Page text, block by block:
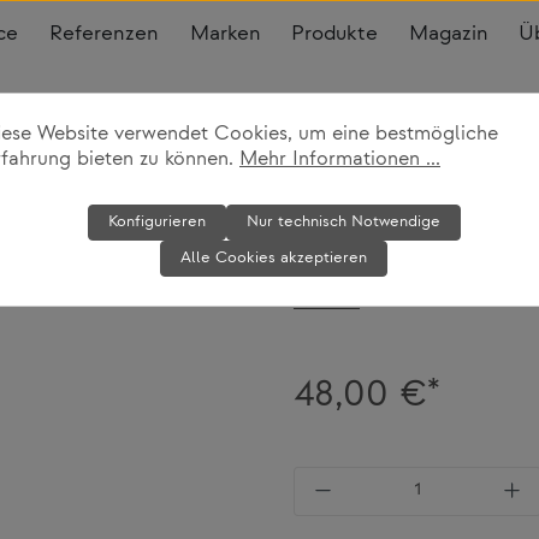
Referenzen Marken Produkte Magazin
Smartphone
CL
Nimbus
48,00 €*
Produkt Anzahl:
Website verwendet Cookies, um eine bestmögliche
bieten zu können. Mehr Informationen ...
Nur technisch Notwendige
Konfigurieren
Alle Cookies akzeptieren